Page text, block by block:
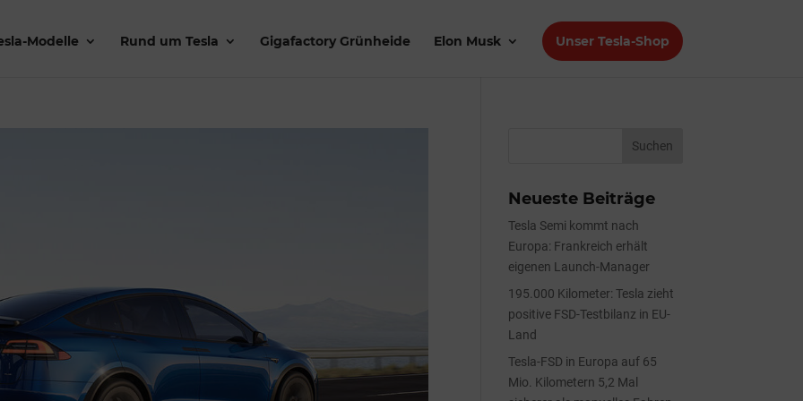
Modelle Rund um Tesla Gigafactory Grünheide Elon Musk Unser Tesla-Shop
Neueste Beiträge
Tesla Semi kommt nach
Europa: Frankreich erhält
eigenen Launch-Manager
195.000 Kilometer: Tesla zieht
positive FSD-Testbilanz in EU-
Land
Tesla-FSD in Europa auf 65
Mio. Kilometern 5,2 Mal